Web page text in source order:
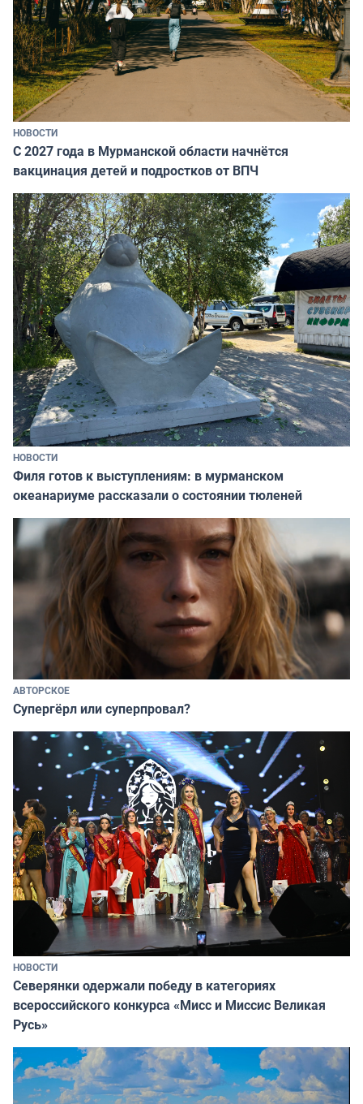
НОВОСТИ
С 2027 года в Мурманской области начнётся
вакцинация детей и подростков от ВПЧ
НОВОСТИ
Филя готов к выступлениям: в мурманском
океанариуме рассказали о состоянии тюленей
АВТОРСКОЕ
Супергёрл или суперпровал?
НОВОСТИ
Северянки одержали победу в категориях
всероссийского конкурса «Мисс и Миссис Великая
Русь»